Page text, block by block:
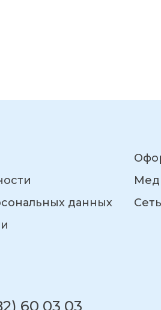
данных
60 03 03